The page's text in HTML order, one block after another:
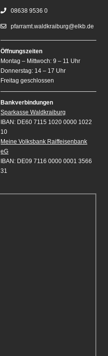
08638 9536 0
pfarramt.waldkraiburg@elkb.de
Öffnungszeiten
Montag – Mittwoch: 9 – 11 Uhr
Donnerstag: 14 – 17 Uhr
Freitag geschlossen
Bankverbindungen
Sparkasse Waldkraiburg
IBAN: DE60 7115 1020 0000 1022
10
Meine Volksbank Raiffeisenbank
eG
IBAN: DE09 7116 0000 0001 3566
31